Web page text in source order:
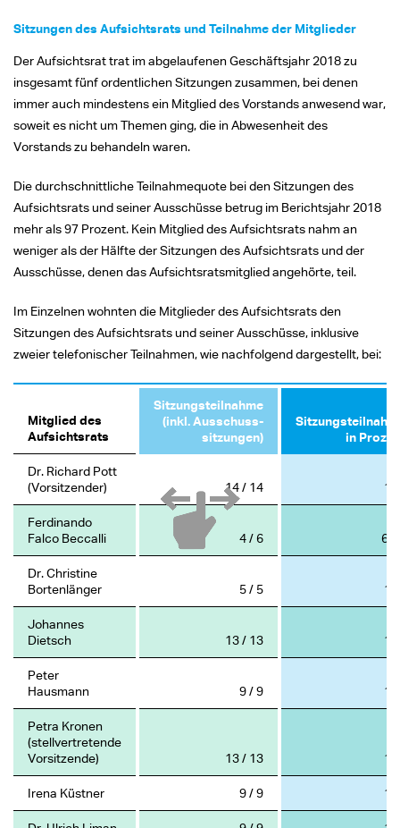
Sitzungen des Aufsichtsrats und Teilnahme der Mitglieder
Der Aufsichtsrat trat im abgelaufenen Geschäftsjahr 2018 zu
insgesamt fünf ordentlichen Sitzungen zusammen, bei denen
immer auch mindestens ein Mitglied des Vorstands anwesend war,
soweit es nicht um Themen ging, die in Abwesenheit des
Vorstands zu behandeln waren.
Die durchschnittliche Teilnahmequote bei den Sitzungen des
Aufsichtsrats und seiner Ausschüsse betrug im Berichtsjahr 2018
mehr als 97 Prozent. Kein Mitglied des Aufsichtsrats nahm an
weniger als der Hälfte der Sitzungen des Aufsichtsrats und der
Ausschüsse, denen das Aufsichtsratsmitglied angehörte, teil.
Im Einzelnen wohnten die Mitglieder des Aufsichtsrats den
Sitzungen des Aufsichtsrats und seiner Ausschüsse, inklusive
zweier telefonischer Teilnahmen, wie nachfolgend dargestellt, bei:
Mitglied des
Aufsichtsrats
Sitzungsteilnahme
(inkl. Ausschuss­
sitzungen)
in
Dr. Richard Pott
(Vorsitzender)
14 / 14
Ferdinando
Falco Beccalli
4 / 6
Dr. Christine
Bortenlänger
5 / 5
Johannes
Dietsch
13 / 13
Peter
Hausmann
9 / 9
Petra Kronen
(stellvertretende
Vorsitzende)
13 / 13
Irena Küstner 9 / 9